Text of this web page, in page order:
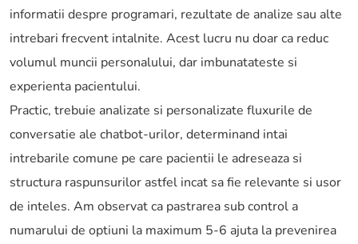
informatii despre programari, rezultate de analize sau alte
intrebari frecvent intalnite. Acest lucru nu doar ca reduc
volumul muncii personalului, dar imbunatateste si
experienta pacientului.
Practic, trebuie analizate si personalizate fluxurile de
conversatie ale chatbot-urilor, determinand intai
intrebarile comune pe care pacientii le adreseaza si
structura raspunsurilor astfel incat sa fie relevante si usor
de inteles. Am observat ca pastrarea sub control a
numarului de optiuni la maximum 5-6 ajuta la prevenirea